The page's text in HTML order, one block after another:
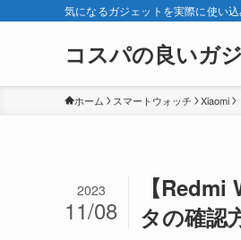
気になるガジェットを実際に使い
コスパの良いガ
ホーム スマートウォッチ Xiaomi
【
タの確認
2023
11/08